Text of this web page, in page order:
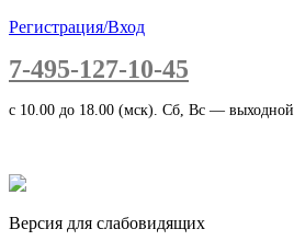
Регистрация/Вход
7-495-127-10-45
c 10.00 до 18.00 (мск). Сб, Вс — выходной
Версия для слабовидящих